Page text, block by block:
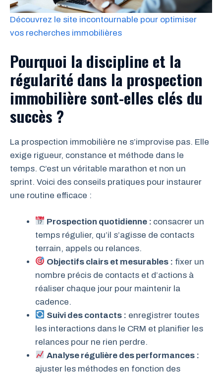
Découvrez le site incontournable pour optimiser
vos recherches immobilières
Pourquoi la discipline et la
régularité dans la prospection
immobilière sont-elles clés du
succès ?
La prospection immobilière ne s’improvise pas. Elle
exige rigueur, constance et méthode dans le
temps. C’est un véritable marathon et non un
sprint. Voici des conseils pratiques pour instaurer
une routine efficace :
Prospection quotidienne : consacrer un
temps régulier, qu’il s’agisse de contacts
terrain, appels ou relances.
Objectifs clairs et mesurables : fixer un
nombre précis de contacts et d’actions à
réaliser chaque jour pour maintenir la
cadence.
Suivi des contacts : enregistrer toutes
les interactions dans le CRM et planifier les
relances pour ne rien perdre.
Analyse régulière des performances :
ajuster les méthodes en fonction des